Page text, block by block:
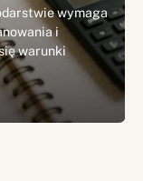
wymaga
i
warunki